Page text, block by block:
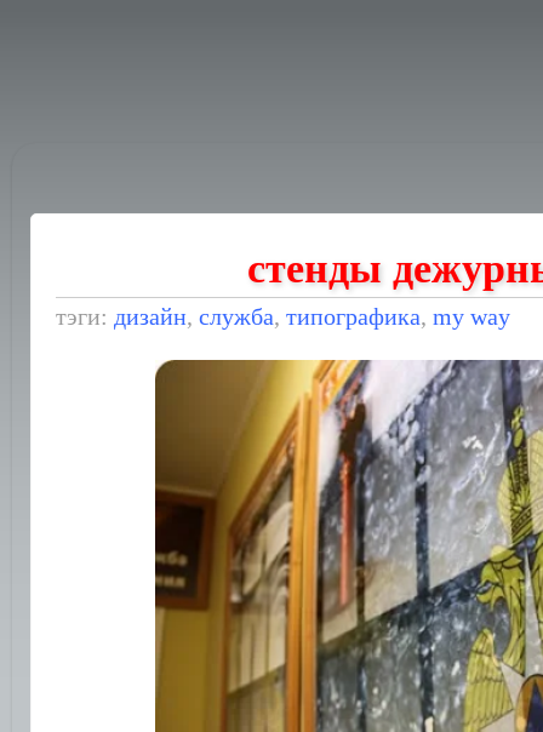
стенды
тэги: дизайн, служба, типографика, my way